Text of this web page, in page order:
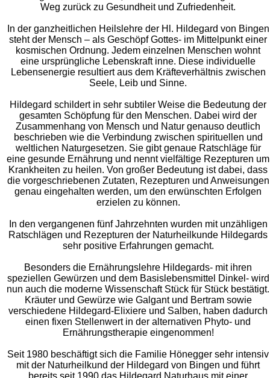
Weg zurück zu Gesundheit und Zufriedenheit.
In der ganzheitlichen Heilslehre der Hl. Hildegard von Bingen
steht der Mensch – als Geschöpf Gottes- im Mittelpunkt einer
kosmischen Ordnung. Jedem einzelnen Menschen wohnt
eine ursprüngliche Lebenskraft inne. Diese individuelle
Lebensenergie resultiert aus dem Kräfteverhältnis zwischen
Seele, Leib und Sinne.
Hildegard schildert in sehr subtiler Weise die Bedeutung der
gesamten Schöpfung für den Menschen. Dabei wird der
Zusammenhang von Mensch und Natur genauso deutlich
beschrieben wie die Verbindung zwischen spirituellen und
weltlichen Naturgesetzen. Sie gibt genaue Ratschläge für
eine gesunde Ernährung und nennt vielfältige Rezepturen um
Krankheiten zu heilen. Von großer Bedeutung ist dabei, dass
die vorgeschriebenen Zutaten, Rezepturen und Anweisungen
genau eingehalten werden, um den erwünschten Erfolgen
erzielen zu können.
In den vergangenen fünf Jahrzehnten wurden mit unzähligen
Ratschlägen und Rezepturen der Naturheilkunde Hildegards
sehr positive Erfahrungen gemacht.
Besonders die Ernährungslehre Hildegards- mit ihren
speziellen Gewürzen und dem Basislebensmittel Dinkel- wird
nun auch die moderne Wissenschaft Stück für Stück bestätigt.
Kräuter und Gewürze wie Galgant und Bertram sowie
verschiedene Hildegard-Elixiere und Salben, haben dadurch
einen fixen Stellenwert in der alternativen Phyto- und
Ernährungstherapie eingenommen!
Seit 1980 beschäftigt sich die Familie Hönegger sehr intensiv
mit der Naturheilkund der Hildegard von Bingen und führt